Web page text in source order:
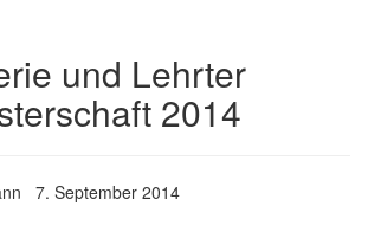
und Lehrter
2014
7. September 2014